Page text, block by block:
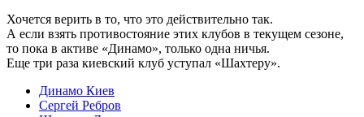
Хочется верить в то, что это действительно так.
А если взять противостояние этих клубов в текущем сезоне,
то пока в активе «Динамо», только одна ничья.
Еще три раза киевский клуб уступал «Шахтеру».
Динамо Киев
Сергей Ребров